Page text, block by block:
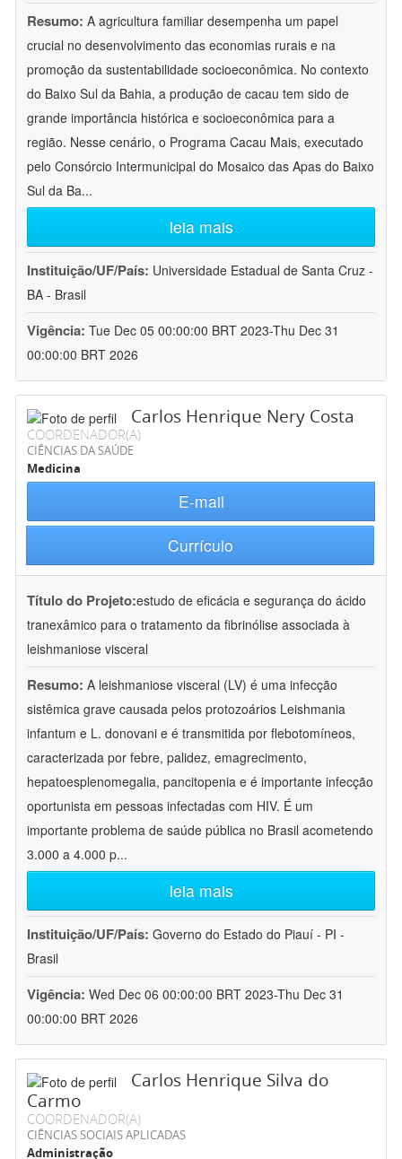
Resumo: A agricultura familiar desempenha um papel
crucial no desenvolvimento das economias rurais e na
promoção da sustentabilidade socioeconômica. No contexto
do Baixo Sul da Bahia, a produção de cacau tem sido de
grande importância histórica e socioeconômica para a
região. Nesse cenário, o Programa Cacau Mais, executado
pelo Consórcio Intermunicipal do Mosaico das Apas do Baixo
Sul da Ba...
leia mais
Instituição/UF/País: Universidade Estadual de Santa Cruz -
BA - Brasil
Vigência: Tue Dec 05 00:00:00 BRT 2023-Thu Dec 31
00:00:00 BRT 2026
Carlos Henrique Nery Costa
COORDENADOR(A)
CIÊNCIAS DA SAÚDE
Medicina
E-mail
Currículo
Título do Projeto:estudo de eficácia e segurança do ácido
tranexâmico para o tratamento da fibrinólise associada à
leishmaniose visceral
Resumo: A leishmaniose visceral (LV) é uma infecção
sistêmica grave causada pelos protozoários Leishmania
infantum e L. donovani e é transmitida por flebotomíneos,
caracterizada por febre, palidez, emagrecimento,
hepatoesplenomegalia, pancitopenia e é importante infecção
oportunista em pessoas infectadas com HIV. É um
importante problema de saúde pública no Brasil acometendo
3.000 a 4.000 p...
leia mais
Instituição/UF/País: Governo do Estado do Piauí - PI -
Brasil
Vigência: Wed Dec 06 00:00:00 BRT 2023-Thu Dec 31
00:00:00 BRT 2026
Carlos Henrique Silva do
Carmo
COORDENADOR(A)
CIÊNCIAS SOCIAIS APLICADAS
Administração